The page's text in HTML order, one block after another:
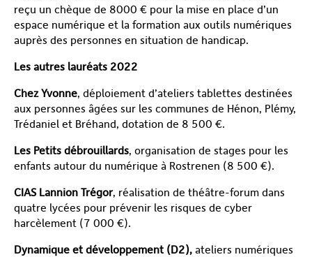
reçu un chèque de 8000 € pour la mise en place d’un
espace numérique et la formation aux outils numériques
auprès des personnes en situation de handicap.
Les autres lauréats 2022
Chez Yvonne, déploiement d’ateliers tablettes destinées
aux personnes âgées sur les communes de Hénon, Plémy,
Trédaniel et Bréhand, dotation de 8 500 €.
Les Petits débrouillards, organisation de stages pour les
enfants autour du numérique à Rostrenen (8 500 €).
CIAS Lannion Trégor, réalisation de théâtre-forum dans
quatre lycées pour prévenir les risques de cyber
harcèlement (7 000 €).
Dynamique et développement (D2), ateliers numériques